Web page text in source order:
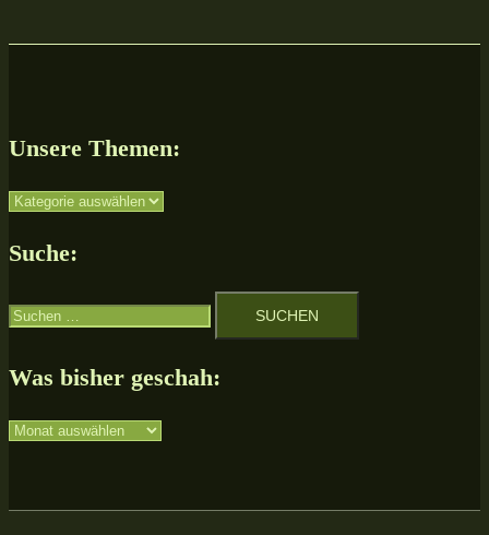
Unsere Themen:
Unsere
Suche:
Suchen
nach:
Was bisher geschah:
Was